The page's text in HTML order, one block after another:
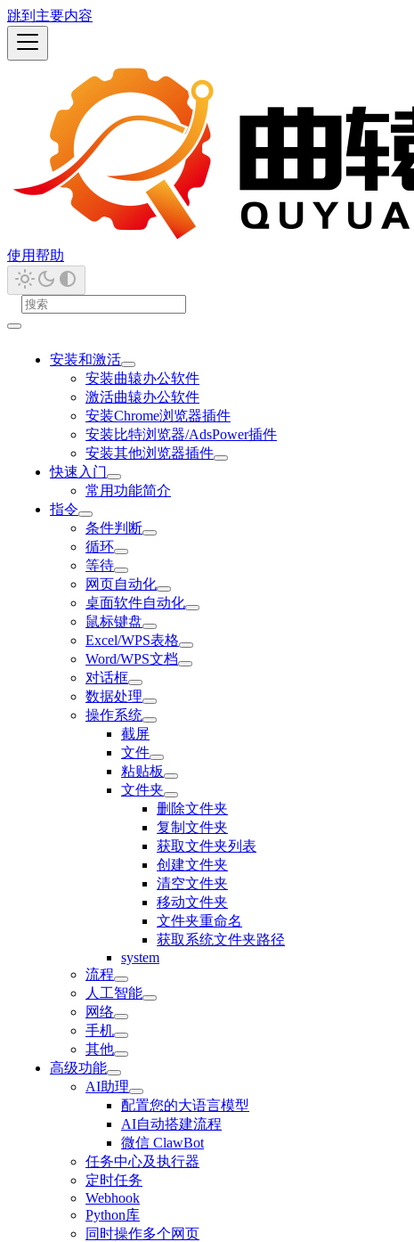
跳到主要内容
使用帮助
安装和激活
安装曲辕办公软件
激活曲辕办公软件
安装Chrome浏览器插件
安装比特浏览器/AdsPower插件
安装其他浏览器插件
快速入门
常用功能简介
指令
条件判断
循环
等待
网页自动化
桌面软件自动化
鼠标键盘
Excel/WPS表格
Word/WPS文档
对话框
数据处理
操作系统
截屏
文件
粘贴板
文件夹
删除文件夹
复制文件夹
获取文件夹列表
创建文件夹
清空文件夹
移动文件夹
文件夹重命名
获取系统文件夹路径
system
流程
人工智能
网络
手机
其他
高级功能
AI助理
配置您的大语言模型
AI自动搭建流程
微信 ClawBot
任务中心及执行器
定时任务
Webhook
Python库
同时操作多个网页